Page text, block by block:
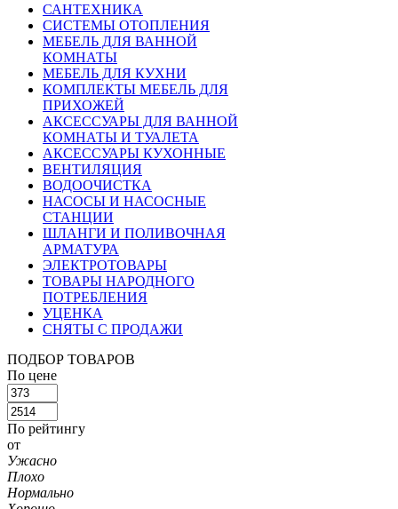
САНТЕХНИКА
СИСТЕМЫ ОТОПЛЕНИЯ
МЕБЕЛЬ ДЛЯ ВАННОЙ
КОМНАТЫ
МЕБЕЛЬ ДЛЯ КУХНИ
КОМПЛЕКТЫ МЕБЕЛЬ ДЛЯ
ПРИХОЖЕЙ
АКСЕССУАРЫ ДЛЯ ВАННОЙ
КОМНАТЫ И ТУАЛЕТА
АКСЕССУАРЫ КУХОННЫЕ
ВЕНТИЛЯЦИЯ
ВОДООЧИСТКА
НАСОСЫ И НАСОСНЫЕ
СТАНЦИИ
ШЛАНГИ И ПОЛИВОЧНАЯ
АРМАТУРА
ЭЛЕКТРОТОВАРЫ
ТОВАРЫ НАРОДНОГО
ПОТРЕБЛЕНИЯ
УЦЕНКА
СНЯТЫ С ПРОДАЖИ
ПОДБОР ТОВАРОВ
По цене
По рейтингу
от
Ужасно
Плохо
Нормально